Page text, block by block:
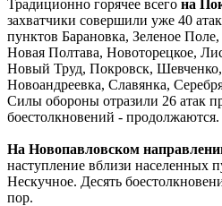
Традиционно горячее всего на
захватчики совершили уже 40
пунктов Барановка, Зеленое
Новая Полтава, Новоторецкое,
Новый Труд, Покровск, Шевченко,
Новоандреевка, Славянка,
Силы обороны отразили 26 атак
боестолкновений - продолжаются.
На Новопавловском
наступление вблизи населенных
Нескучное. Десять
пор.